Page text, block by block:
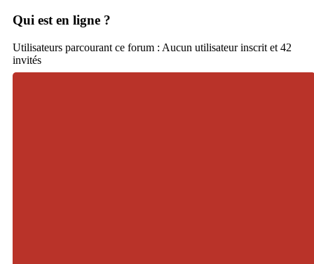
Qui est en ligne ?
Utilisateurs parcourant ce forum : Aucun utilisateur inscrit et 42
invités